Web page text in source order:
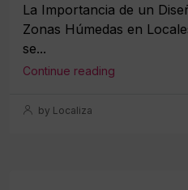
La Importancia de un
Zonas Húmedas en
se...
Continue reading
by Localiza